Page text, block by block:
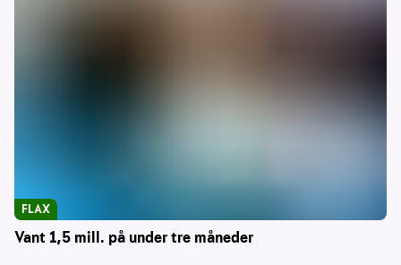
Vant 1,5 mill. på under tre måneder
FLAX